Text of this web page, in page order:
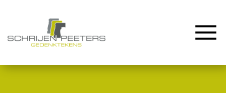
Assortiment
Renovatie & Reparatie